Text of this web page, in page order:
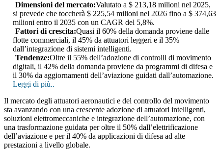
Dimensioni del mercato:Valutato a $ 213,18 milioni nel 2025,
si prevede che toccherà $ 225,54 milioni nel 2026 fino a $ 374,63
milioni entro il 2035 con un CAGR del 5,8%.
Fattori di crescita:Quasi il 60% della domanda proviene dalle
flotte commerciali, il 45% da attuatori leggeri e il 35%
dall’integrazione di sistemi intelligenti.
Tendenze:Oltre il 55% dell’adozione di controlli di movimento
digitali, il 42% della domanda proviene da programmi di difesa e
il 30% da aggiornamenti dell’aviazione guidati dall’automazione.
Leggi di più..
Il mercato degli attuatori aeronautici e del controllo del movimento
sta avanzando con una crescente adozione di attuatori intelligenti,
soluzioni elettromeccaniche e integrazione dell’automazione, con
una trasformazione guidata per oltre il 50% dall’elettrificazione
dell’aviazione e per il 40% da applicazioni di difesa ad alte
prestazioni a livello globale.